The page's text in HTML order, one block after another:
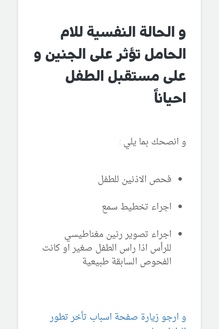
و الحالة النفسية للام
الحامل تؤثر على الجنين و
على مستقبل الطفل
احياناً
و انصحك بما يلي :
فحص الاذنين للطفل
اجراء تخطيط سمع
اجراء تصوير رنين مغناطيسي
للرأس اذا راس الطفل صغير او كانت
الفحوص السابقة طبيعية
و ارجو زيارة صفحة اسباب تأخر تطور